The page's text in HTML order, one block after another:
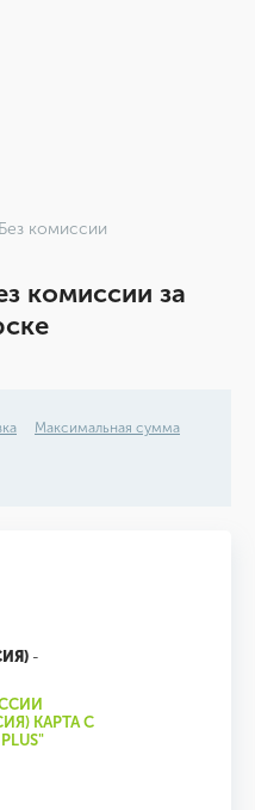
Без комиссии
комиссии за
Максимальная сумма
-
КАРТА С